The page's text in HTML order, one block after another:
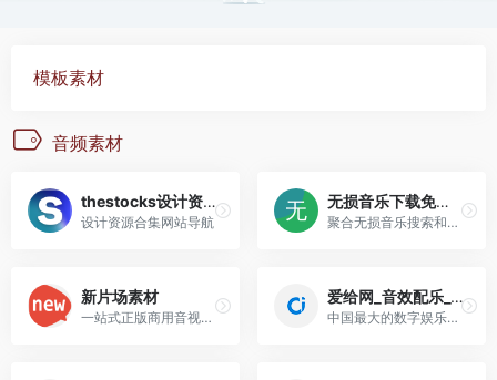
模板素材
音频素材
thestocks设计资源合集
设计资源合集网站导航
无损音乐下载免费免登录 flac.music.hi.cn
聚合无损音乐搜索和下载神站！支持多个主流平台音乐下载和在线播放，免费免登录使用 FLAC播放下载网站
新片场素材
一站式正版商用音视频素材平台 超1亿全球精选素材供你挑选
爱给网_音效配乐_3D模型_视频素材_免费下载
中国最大的数字娱乐免费素材...